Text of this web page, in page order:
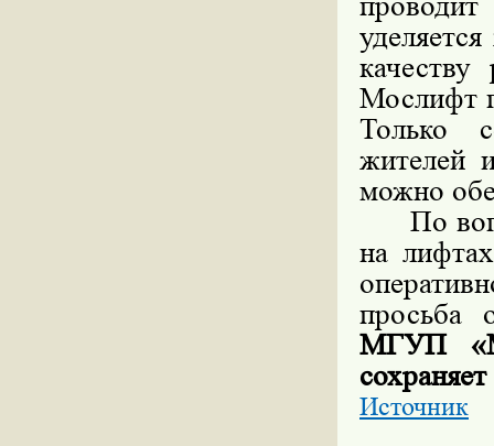
Мослифт
Только
жителей
можно
По
на
просьба
МГУП
Источник